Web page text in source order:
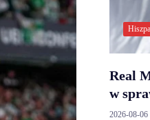
Real
w
2026-08-06